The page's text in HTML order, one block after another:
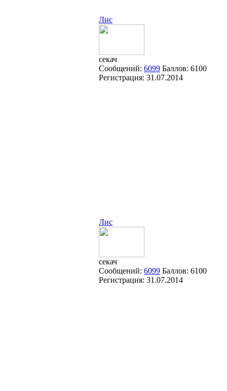
Лис
секач
Сообщений: 6099 Баллов: 6100
Регистрация: 31.07.2014
Лис
секач
Сообщений: 6099 Баллов: 6100
Регистрация: 31.07.2014